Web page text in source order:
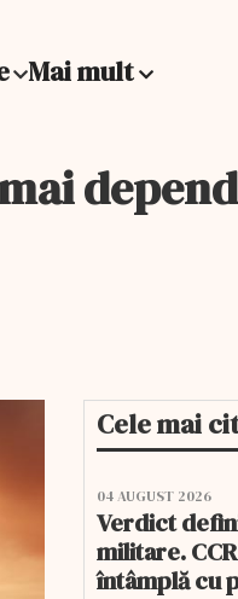
Mai mult
Cele mai
04 AUGUST 2026
Verdict
militare.
întâmplă cu